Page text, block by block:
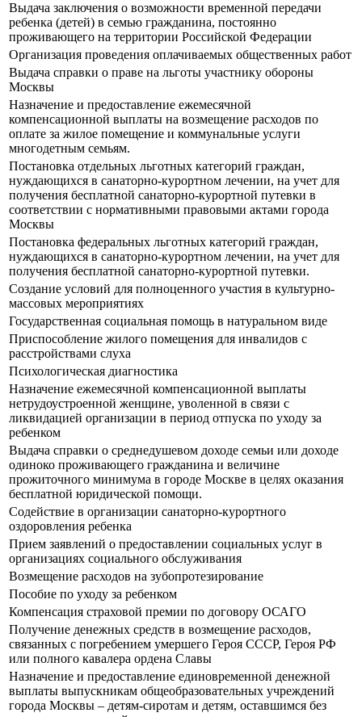
Выдача заключения о возможности временной передачи
ребенка (детей) в семью гражданина, постоянно
проживающего на территории Российской Федерации
Организация проведения оплачиваемых общественных работ
Выдача справки о праве на льготы участнику обороны
Москвы
Назначение и предоставление ежемесячной
компенсационной выплаты на возмещение расходов по
оплате за жилое помещение и коммунальные услуги
многодетным семьям.
Постановка отдельных льготных категорий граждан,
нуждающихся в санаторно-курортном лечении, на учет для
получения бесплатной санаторно-курортной путевки в
соответствии с нормативными правовыми актами города
Москвы
Постановка федеральных льготных категорий граждан,
нуждающихся в санаторно-курортном лечении, на учет для
получения бесплатной санаторно-курортной путевки.
Создание условий для полноценного участия в культурно-
массовых мероприятиях
Государственная социальная помощь в натуральном виде
Приспособление жилого помещения для инвалидов с
расстройствами слуха
Психологическая диагностика
Назначение ежемесячной компенсационной выплаты
нетрудоустроенной женщине, уволенной в связи с
ликвидацией организации в период отпуска по уходу за
ребенком
Выдача справки о среднедушевом доходе семьи или доходе
одиноко проживающего гражданина и величине
прожиточного минимума в городе Москве в целях оказания
бесплатной юридической помощи.
Содействие в организации санаторно-курортного
оздоровления ребенка
Прием заявлений о предоставлении социальных услуг в
организациях социального обслуживания
Возмещение расходов на зубопротезирование
Пособие по уходу за ребенком
Компенсация страховой премии по договору ОСАГО
Получение денежных средств в возмещение расходов,
связанных с погребением умершего Героя СССР, Героя РФ
или полного кавалера ордена Славы
Назначение и предоставление единовременной денежной
выплаты выпускникам общеобразовательных учреждений
города Москвы – детям-сиротам и детям, оставшимся без